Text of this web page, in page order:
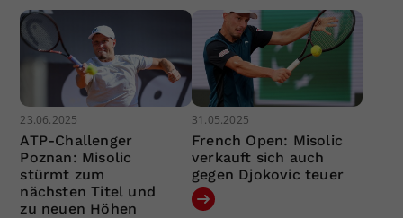
23.06.2025
ATP-Challenger
Poznan: Misolic
stürmt zum
nächsten Titel und
zu neuen Höhen
31.05.2025
French Open: Misolic
verkauft sich auch
gegen Djokovic teuer